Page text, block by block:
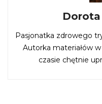
Pasjonatka zdrowego
Autorka materiałów
czasie chętnie